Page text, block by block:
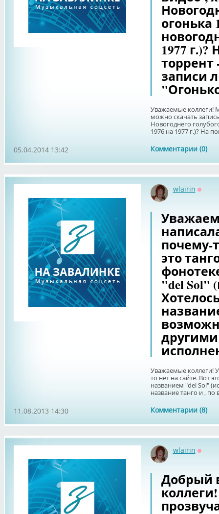
огонька
1977
торрент
записи
Уважаемые коллеги!
можно скачать
Новогоднего
1976 на 1977 г.)? На
Комментарии (0)
05.04.2014 13:42
wlairin
почему-
это
"del Sol"
Уважаемые коллеги!
то нет на сайте. Вот
названием "del Sol"
название танго и , по
Комментарии (8)
11.08.2013 14:30
wlairin
Добрый